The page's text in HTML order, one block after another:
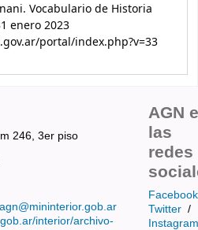
Vocabulario de Historia
enero 2023
portal/index.php?v=33
246, 3er piso
interior/archivo-
AGN
las
redes
Facebook
Twitter /
Instagram